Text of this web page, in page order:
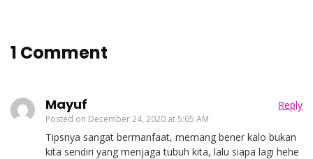
1 Comment
Mayuf
Posted on December 24, 2020 at 5:05 AM
Reply
Tipsnya sangat bermanfaat, memang bener kalo bukan
kita sendiri yang menjaga tubuh kita, lalu siapa lagi hehe